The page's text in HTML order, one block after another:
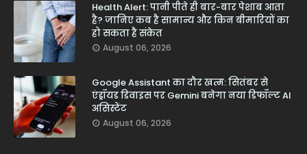
Health Alert: पानी पीते ही बार-बार पेशाब आता
है? जानिए कब है सामान्य और किन बीमारियों का
हो सकता है संकेत
August 06, 2026
Google Assistant का दौर खत्म: सितंबर से
एंड्रॉयड डिवाइस पर Gemini बनेगा नया डिफॉल्ट AI
असिस्टेंट
August 06, 2026